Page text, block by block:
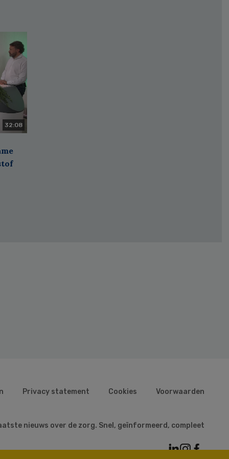
32:08
Privacy statement Cookies Voorwaarden
nieuws over de zorg. Snel, geïnformeerd, compleet